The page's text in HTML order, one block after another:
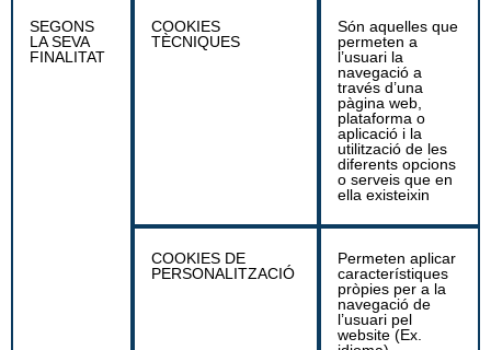
SEGONS
LA SEVA
FINALITAT
COOKIES
TÈCNIQUES
Són aquelles que
permeten a
l’usuari la
navegació a
través d’una
pàgina web,
plataforma o
aplicació i la
utilització de les
diferents opcions
o serveis que en
ella existeixin
COOKIES DE
PERSONALITZACIÓ
Permeten aplicar
característiques
pròpies per a la
navegació de
l’usuari pel
website (Ex.